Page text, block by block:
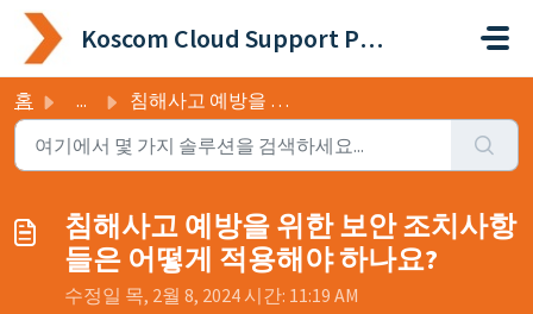
주요 콘텐츠로 건너뛰기
Koscom Cloud Support Portal
홈 ... 침해사고 예방을 위한 보안 조치사항들은 어떻게 적용해야 하나요?
침해사고 예방을 위한 보안 조치사항
들은 어떻게 적용해야 하나요?
수정일 목, 2월 8, 2024 시간: 11:19 AM